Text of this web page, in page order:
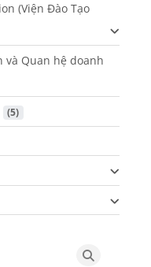
(Viện Đào Tạo
và Quan hệ doanh
(5)